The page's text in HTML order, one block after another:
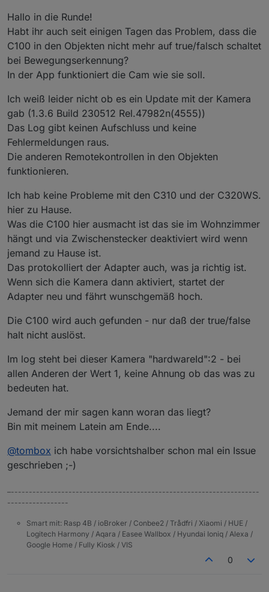
Hallo in die Runde!
Habt ihr auch seit einigen Tagen das Problem, dass die
C100 in den Objekten nicht mehr auf true/falsch schaltet
bei Bewegungserkennung?
In der App funktioniert die Cam wie sie soll.
Ich weiß leider nicht ob es ein Update mit der Kamera
gab (1.3.6 Build 230512 Rel.47982n(4555))
Das Log gibt keinen Aufschluss und keine
Fehlermeldungen raus.
Die anderen Remotekontrollen in den Objekten
funktionieren.
Ich hab keine Probleme mit den C310 und der C320WS.
hier zu Hause.
Was die C100 hier ausmacht ist das sie im Wohnzimmer
hängt und via Zwischenstecker deaktiviert wird wenn
jemand zu Hause ist.
Das protokolliert der Adapter auch, was ja richtig ist.
Wenn sich die Kamera dann aktiviert, startet der
Adapter neu und fährt wunschgemäß hoch.
Die C100 wird auch gefunden - nur daß der true/false
halt nicht auslöst.
Im log steht bei dieser Kamera "hardwareId":2 - bei
allen Anderen der Wert 1, keine Ahnung ob das was zu
bedeuten hat.
Jemand der mir sagen kann woran das liegt?
Bin mit meinem Latein am Ende....
@tombox ich habe vorsichtshalber schon mal ein Issue
geschrieben ;-)
–---------------------------------------------------------------------
-----------------
Smart mit: Rasp 4B / ioBroker / Conbee2 / Trådfri / Xiaomi / HUE /
Logitech Harmony / Aqara / Easee Wallbox / Hyundai Ioniq / Alexa /
Google Home / Fully Kiosk / VIS
0